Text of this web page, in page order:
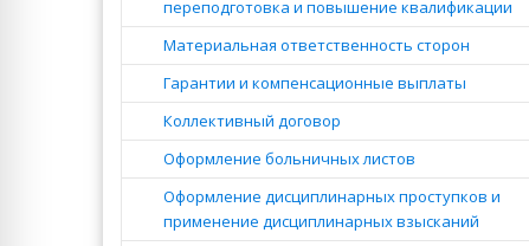
переподготовка и повышение квалификации
Материальная ответственность сторон
Гарантии и компенсационные выплаты
Коллективный договор
Оформление больничных листов
Оформление дисциплинарных проступков и
применение дисциплинарных взысканий